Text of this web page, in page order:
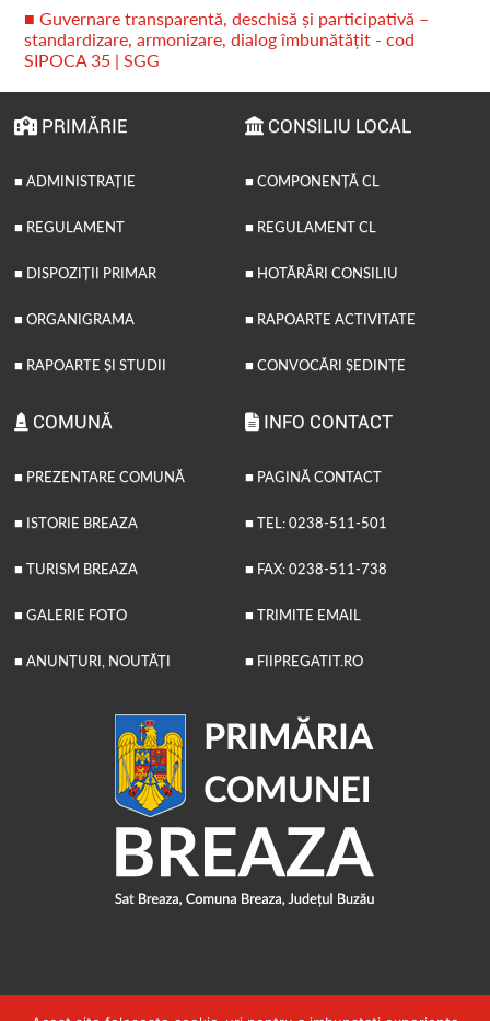
■ Guvernare transparentă, deschisă și participativă –
standardizare, armonizare, dialog îmbunătățit - cod
SIPOCA 35 | SGG
PRIMĂRIE
■ ADMINISTRAȚIE
■ REGULAMENT
■ DISPOZIȚII PRIMAR
■ ORGANIGRAMA
■ RAPOARTE ȘI STUDII
CONSILIU LOCAL
■ COMPONENȚĂ CL
■ REGULAMENT CL
■ HOTĂRÂRI CONSILIU
■ RAPOARTE ACTIVITATE
■ CONVOCĂRI ȘEDINȚE
COMUNĂ
■ PREZENTARE COMUNĂ
■ ISTORIE BREAZA
■ TURISM BREAZA
■ GALERIE FOTO
■ ANUNȚURI, NOUTĂȚI
INFO CONTACT
■ PAGINĂ CONTACT
■ TEL: 0238-511-501
■ FAX: 0238-511-738
■ TRIMITE EMAIL
■ FIIPREGATIT.RO